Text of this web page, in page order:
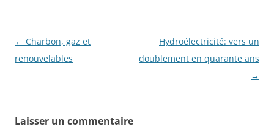
o
k
Navigation
des
← Charbon, gaz et
renouvelables
Hydroélectricité: vers un
doublement en quarante ans
→
Laisser un commentaire